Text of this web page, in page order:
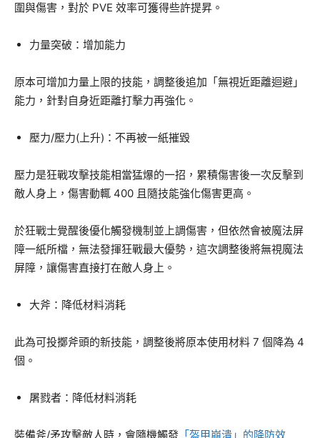
圍與傷害，對於 PVE 效率可獲得些許提昇。
力量突破：增加能力
原本可增加力量上限的技能，調整後追加「無視近距離迴避」
能力，針對自身近距離打擊力再強化。
壓力/壓力(上升)：不再被一紙摧毀
壓力是狂戰攻擊技能相當猛爆的一招，累積傷害後一次反擊到
敵人身上，傷害動輒 400 且隨技能強化傷害更高。
於狂戰士覺醒後優化觸發機制並上調傷害，但依然會被魔法屏
障一紙所檔，無法發揮狂戰最大優勢，這次調整後將無視魔法
屏障，讓傷害直接打在敵人身上。
大斧：降低材料消耗
此為可投擲斧頭的新技能，調整後將原本使用材料 7 個降為 4
個。
屠戮者：降低材料消耗
裝備斧/矛攻擊敵人時，會隨機觸發 「盔甲崩潰」的降防效